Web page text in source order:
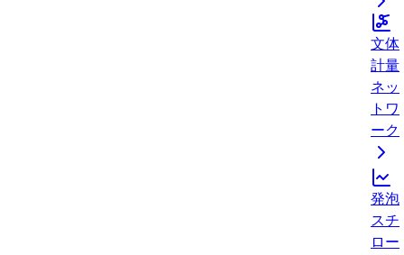
文体
計量
ネッ
トワ
ーク
発泡
スチ
ロー